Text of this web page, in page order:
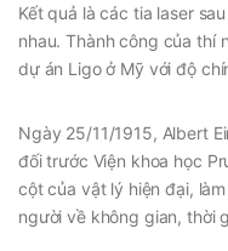
Kết quả là các tia laser
nhau. Thành công của thí
dự án Ligo ở Mỹ với độ
Ngày 25/11/1915, Albert
đối trước Viện khoa học
cột của vật lý hiện đại,
người về không gian, thời